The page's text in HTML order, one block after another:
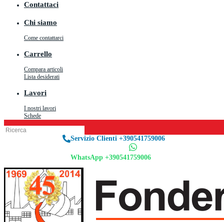
Contattaci
Chi siamo
Come contattarci
Carrello
Compara articoli
Lista desiderati
Lavori
I nostri lavori
Schede
Servizio Clienti +390541759006
WhatsApp +390541759006